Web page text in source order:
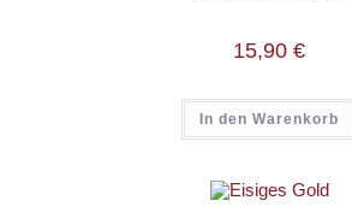
15,90 €
In den Warenkorb